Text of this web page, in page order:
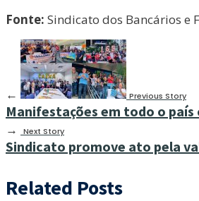
Fonte: Sindicato dos Bancários e
← Previous Story
Manifestações em todo o país
→ Next Story
Sindicato promove ato pela
Related Posts